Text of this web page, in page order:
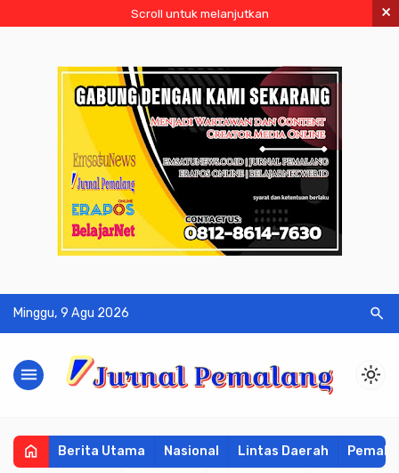
Scroll untuk melanjutkan ×
Minggu, 9 Agu 2026 search
menu light_mode
home Berita Utama Nasional Lintas Daerah